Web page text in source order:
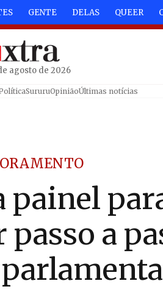
GENTE DELAS QUEER
agosto de 2026
SururuOpiniãoÚltimas notícias
painel
a